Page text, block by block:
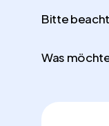
Bitte
Was